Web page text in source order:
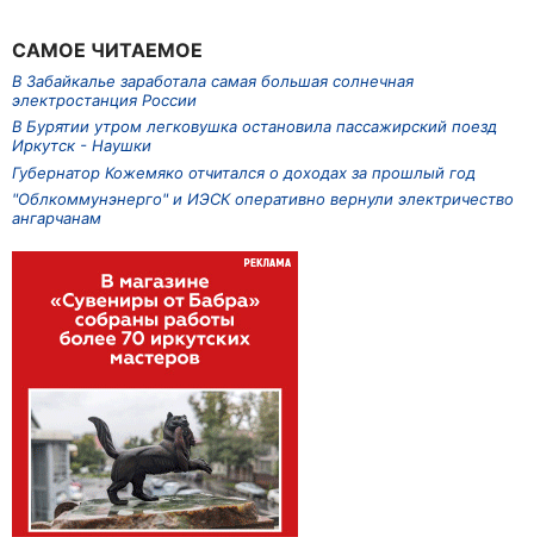
САМОЕ ЧИТАЕМОЕ
В Забайкалье заработала самая большая солнечная
электростанция России
В Бурятии утром легковушка остановила пассажирский поезд
Иркутск - Наушки
Губернатор Кожемяко отчитался о доходах за прошлый год
"Облкоммунэнерго" и ИЭСК оперативно вернули электричество
ангарчанам